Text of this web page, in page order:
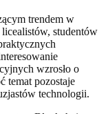
trendem w
studentów
wzrosło o
temat pozostaje
technologii.